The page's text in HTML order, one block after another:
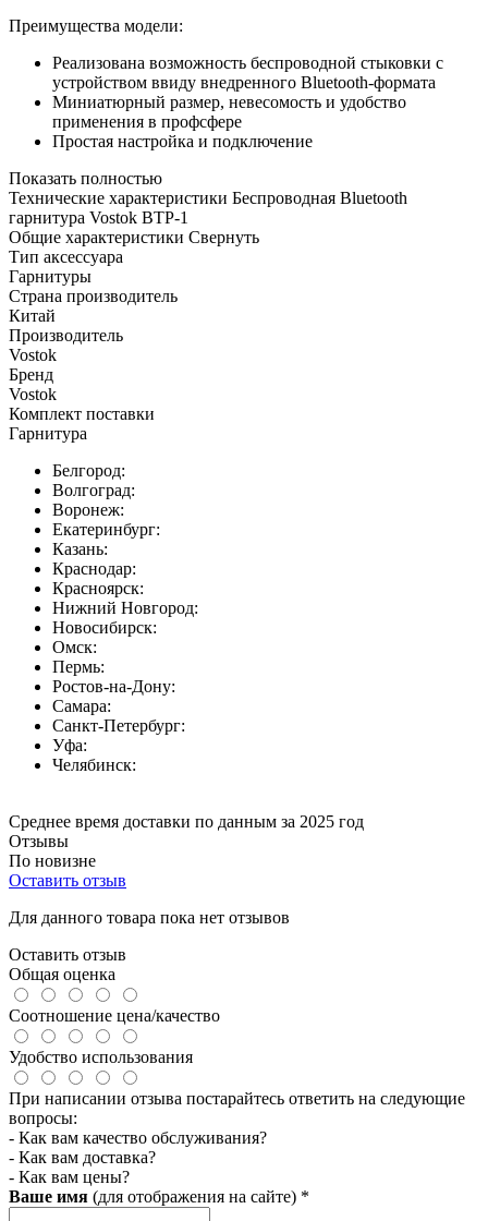
Преимущества модели:
Реализована возможность беспроводной стыковки с
устройством ввиду внедренного Bluetooth-формата
Миниатюрный размер, невесомость и удобство
применения в профсфере
Простая настройка и подключение
Показать полностью
Технические характеристики Беспроводная Bluetooth
гарнитура Vostok BTP-1
Общие характеристики Свернуть
Тип аксессуара
Гарнитуры
Страна производитель
Китай
Производитель
Vostok
Бренд
Vostok
Комплект поставки
Гарнитура
Белгород:
Волгоград:
Воронеж:
Екатеринбург:
Казань:
Краснодар:
Красноярск:
Нижний Новгород:
Новосибирск:
Омск:
Пермь:
Ростов-на-Дону:
Самара:
Санкт-Петербург:
Уфа:
Челябинск:
Среднее время доставки по данным за 2025 год
Отзывы
По новизне
Оставить отзыв
Для данного товара пока нет отзывов
Оставить отзыв
Общая оценка
Соотношение цена/качество
Удобство использования
При написании отзыва постарайтесь ответить на следующие
вопросы:
- Как вам качество обслуживания?
- Как вам доставка?
- Как вам цены?
Ваше имя (для отображения на сайте) *